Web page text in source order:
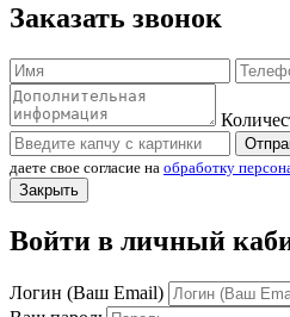
Заказать звонок
даете свое согласие на обработку
Закрыть
Войти в личный
Логин (Ваш Email)